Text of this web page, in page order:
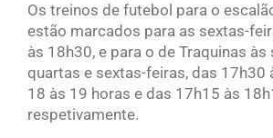
Os treinos de futebol para o
estão marcados para as sextas-
às 18h30, e para o de Traquinas às
quartas e sextas-feiras, das 17h30
18 às 19 horas e das 17h15 às
respetivamente.